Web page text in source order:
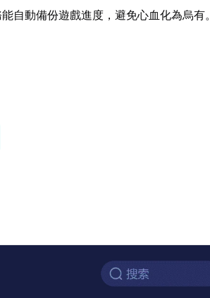
自動備份遊戲進度，避免心血化為烏有。